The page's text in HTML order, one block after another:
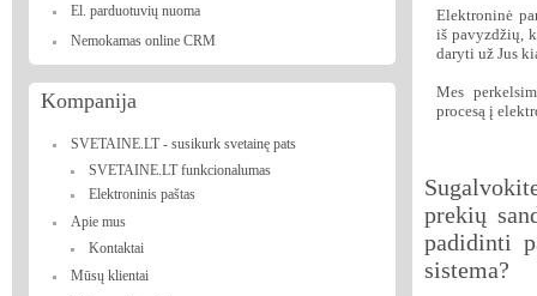
El. parduotuvių nuoma
Nemokamas online CRM
Kompanija
SVETAINE.LT - susikurk svetainę pats
SVETAINE.LT funkcionalumas
Elektroninis paštas
Apie mus
Kontaktai
Mūsų klientai
Elektroninė
iš pavyzdžių,
daryti už Jus
Mes
procesą į
prekių
padidinti
sistema?